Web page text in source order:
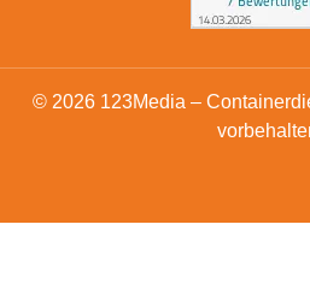
© 2026 123Media –